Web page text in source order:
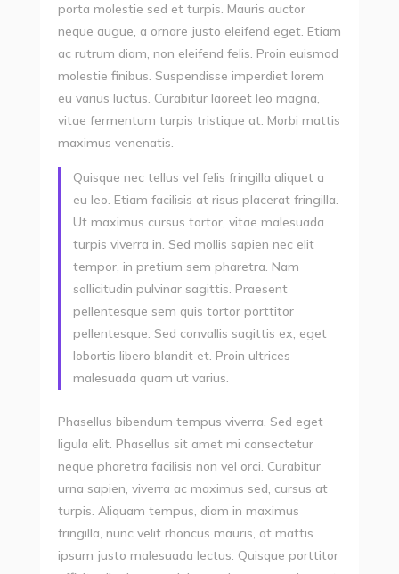
porta molestie sed et turpis. Mauris auctor
neque augue, a ornare justo eleifend eget. Etiam
ac rutrum diam, non eleifend felis. Proin euismod
molestie finibus. Suspendisse imperdiet lorem
eu varius luctus. Curabitur laoreet leo magna,
vitae fermentum turpis tristique at. Morbi mattis
maximus venenatis.
Quisque nec tellus vel felis fringilla aliquet a
eu leo. Etiam facilisis at risus placerat fringilla.
Ut maximus cursus tortor, vitae malesuada
turpis viverra in. Sed mollis sapien nec elit
tempor, in pretium sem pharetra. Nam
sollicitudin pulvinar sagittis. Praesent
pellentesque sem quis tortor porttitor
pellentesque. Sed convallis sagittis ex, eget
lobortis libero blandit et. Proin ultrices
malesuada quam ut varius.
Phasellus bibendum tempus viverra. Sed eget
ligula elit. Phasellus sit amet mi consectetur
neque pharetra facilisis non vel orci. Curabitur
urna sapien, viverra ac maximus sed, cursus at
turpis. Aliquam tempus, diam in maximus
fringilla, nunc velit rhoncus mauris, at mattis
ipsum justo malesuada lectus. Quisque porttitor